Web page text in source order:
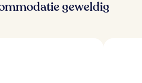
geweldig